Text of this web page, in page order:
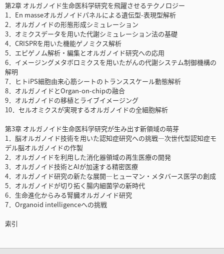
第2章 オルガノイド生命医科学研究を飛躍させるテクノロジー
1．En masseオルガノイドパネルによる遺伝型-表現型解析
2．オルガノイドの形態形成シミュレーション
3．オミクスデータを用いた代謝シミュレーション法の基礎
4．CRISPRを用いた機能ゲノミクス解析
5．エピゲノム解析・編集とオルガノイド研究への応用
6．イメージングメタボロミクスを用いたがんの代謝システム制御機構の
解明
7．ヒトiPS細胞由来心筋シートのトランススケール動態解析
8．オルガノイドとOrgan-on-chipの融合
9．オルガノイドの移植とライブイメージング
10．セルオミクスが実現するオルガノイドの全細胞解析
第3章 オルガノイド生命医科学研究が生み出す新領域の萌芽
1．脳オルガノイド技術を用いた認知症研究への挑戦―次世代型認知症モ
デル脳オルガノイドの作製
2．オルガノイドを利用した消化器領域の再生医療の開発
3．オルガノイド技術とAIが加速する精密医療
4．オルガノイド研究の新たな展開―ヒューマン・メタバース医学の創成
5．オルガノイドが切り拓く腸内細菌学の新時代
6．生命進化からみる腎臓オルガノイド研究
7．Organoid intelligenceへの挑戦
索引